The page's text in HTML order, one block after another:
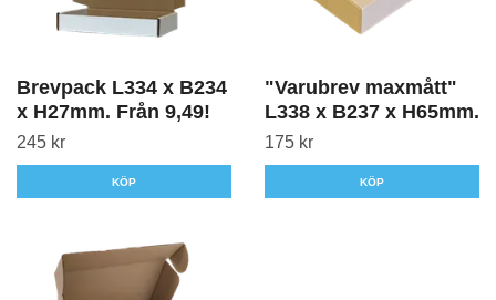
Brevpack L334 x B234
x H27mm. Från 9,49!
245 kr
KÖP
"Varubrev maxmått"
L338 x B237 x H65mm.
175 kr
KÖP